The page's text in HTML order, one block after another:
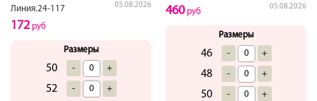
Линия.24-117
05.08.2026
172руб
Размеры
50 - +
52 - +
05.08.2026
460руб
Размеры
46 - +
48 - +
50 - +